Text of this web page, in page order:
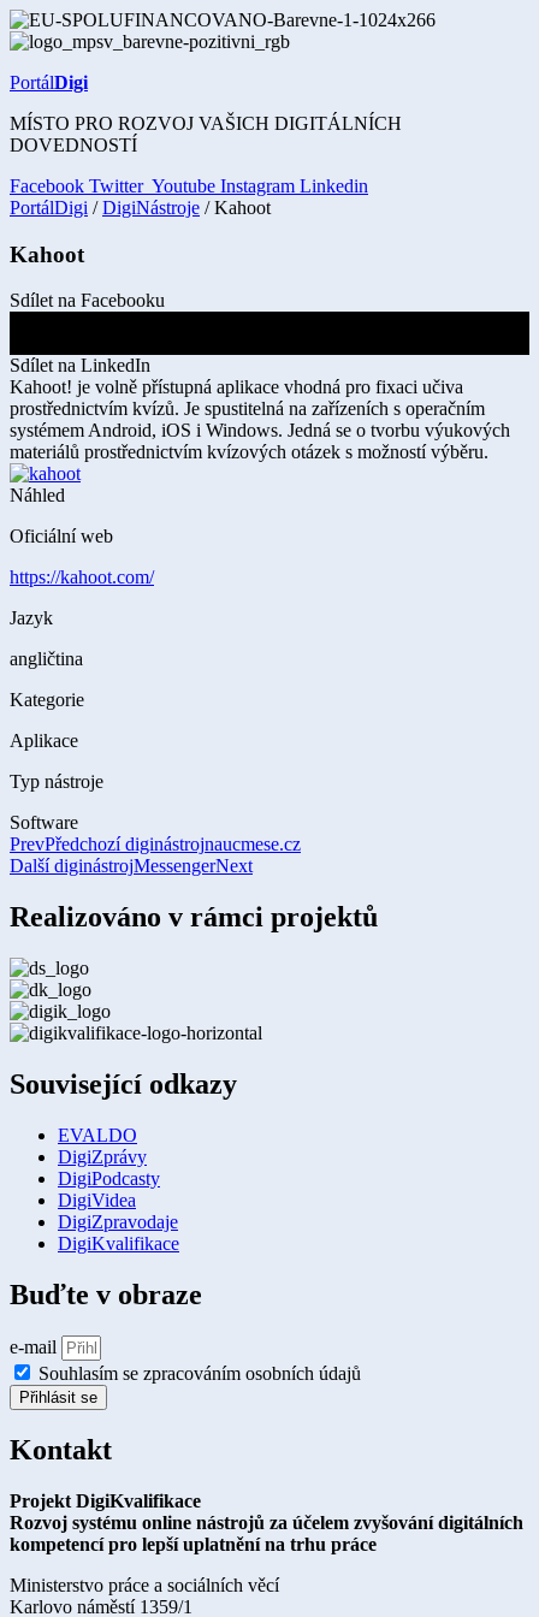
Přejít
k
PortálDigi
MÍSTO PRO ROZVOJ VAŠICH DIGITÁLNÍCH
DOVEDNOSTÍ
Facebook Twitter Youtube Instagram Linkedin
PortálDigi /DigiNástroje / Kahoot
Kahoot
Sdílet na Facebooku
Sdílet na LinkedIn
Kahoot! je volně přístupná aplikace vhodná pro fixaci učiva
prostřednictvím kvízů. Je spustitelná na zařízeních s operačním
systémem Android, iOS i Windows. Jedná se o tvorbu výukových
materiálů prostřednictvím kvízových otázek s možností výběru.
Náhled
Oficiální web
https://kahoot.com/
Jazyk
angličtina
Kategorie
Aplikace
Typ nástroje
Software
PrevPředchozí diginástrojnaucmese.cz
Další diginástrojMessengerNext
Realizováno v rámci projektů
Související odkazy
EVALDO
DigiZprávy
DigiPodcasty
DigiVidea
DigiZpravodaje
DigiKvalifikace
Buďte v obraze
e-mail
Souhlasím se zpracováním osobních údajů
Přihlásit se
Kontakt
Projekt DigiKvalifikace
Rozvoj systému online nástrojů za účelem zvyšování digitálních
kompetencí pro lepší uplatnění na trhu práce
Ministerstvo práce a sociálních věcí
Karlovo náměstí 1359/1